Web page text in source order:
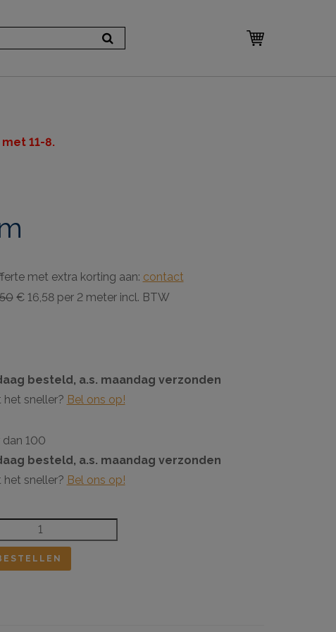
11-8.
met extra korting aan: contact
€ 16,58 per 2 meter incl. BTW
besteld, a.s. maandag verzonden
het sneller? Bel ons op!
dan 100
besteld, a.s. maandag verzonden
het sneller? Bel ons op!